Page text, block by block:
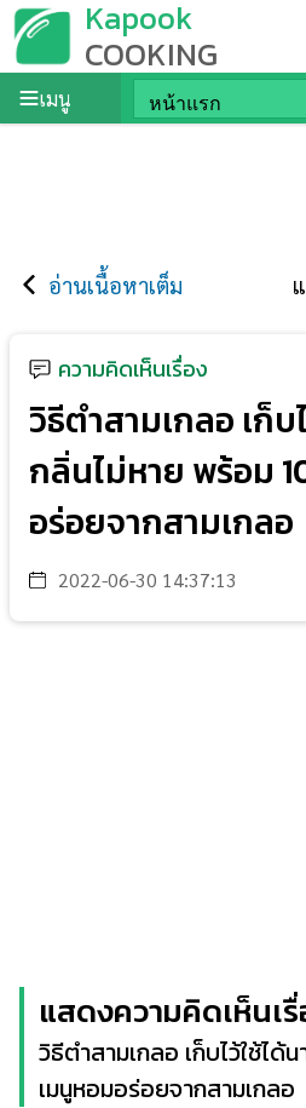
Kapook
COOKING
เมนู
อ่านเนื้อหาเต็ม
ความคิดเห็นเรื่อง
วิธีตำสามเกลอ เก็บ
กลิ่นไม่หาย พร้อม
อร่อยจากสามเกลอ
2022-06-30 14:37:13
แสดงความคิดเห็นเ
วิธีตำสามเกลอ เก็บไว้ใช้ได้
เมนูหอมอร่อยจากสามเกลอ